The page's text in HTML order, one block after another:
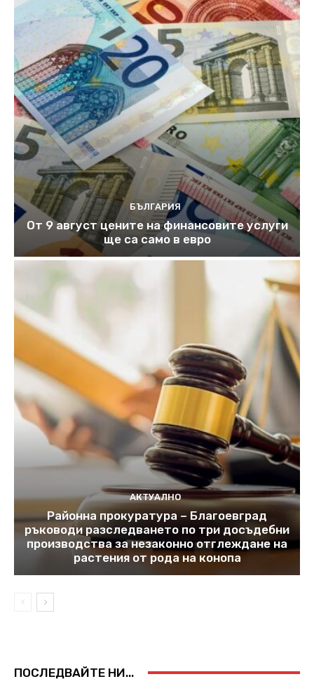
БЪЛГАРИЯ
От 9 август цените на финансовите услуги
ще са само в евро
АКТУАЛНО
Районна прокуратура – Благоевград
ръководи разследването по три досъдебни
производства за незаконно отглеждане на
растения от рода на конопа
ПОСЛЕДВАЙТЕ НИ...